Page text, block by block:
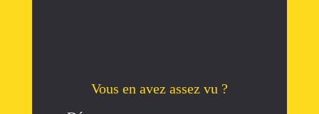
Vous en avez assez vu ?